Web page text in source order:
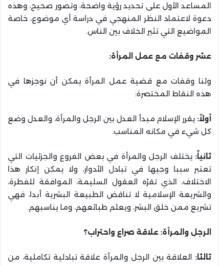
المساعد الأول على تحديد رؤية واضحة، وتصور صحيح، وهذه
دعوة لاعتماد النظر المنهجي في دراسة أي موضوع، خاصة
المواضيع التي تثير الخلاف بين الناس.
عشر وقفات مع عمل المرأة:
ولنا وقفات مع قضية عمل المرأة يمكن أن نوجزها في
هذه النقاط المختصرة:
أولاً: يقرر الإسلام مبدأ العدل بين الرجل والمرأة، والعدل وضع
كل شيء في مكانه المناسب.
ثانياً: يختلف الرجل والمرأة في بعض الفروع والجزئيات التي
تعتبر سببا وجيها في تبادل الأدوار، ولا يمكن إنكار هذا
الاختلاف، الذي تقرّه العقول السليمة، الموافقة للفطرة،
والشريعة الإسلامية لا تناقض الطبيعة البشرية أبدا، فهي
تشريع ممن خلق البشر، ويعلم طبائعهم، وما يناسبهم.
الرجل والمرأة: علاقة صراع واحتراب؟
ثالثا: العلاقة بين الرجل والمرأة علاقة تبادلية تكاملية، من